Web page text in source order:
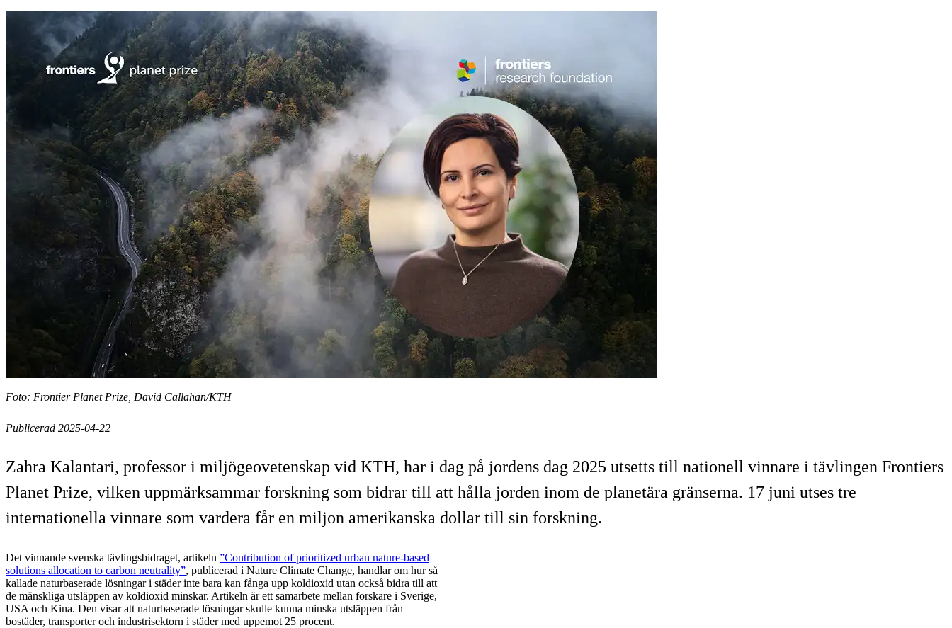
Foto: Frontier Planet Prize, David Callahan/KTH
Publicerad 2025-04-22
Zahra Kalantari, professor i miljögeovetenskap vid KTH, har i dag på jordens dag 2025 utsetts till nationell vinnare i tävlingen Frontiers
Planet Prize, vilken uppmärksammar forskning som bidrar till att hålla jorden inom de planetära gränserna. 17 juni utses tre
internationella vinnare som vardera får en miljon amerikanska dollar till sin forskning.
Det vinnande svenska tävlingsbidraget, artikeln ”Contribution of prioritized urban nature-based
solutions allocation to carbon neutrality”, publicerad i Nature Climate Change, handlar om hur så
kallade naturbaserade lösningar i städer inte bara kan fånga upp koldioxid utan också bidra till att
de mänskliga utsläppen av koldioxid minskar. Artikeln är ett samarbete mellan forskare i Sverige,
USA och Kina. Den visar att naturbaserade lösningar skulle kunna minska utsläppen från
bostäder, transporter och industrisektorn i städer med uppemot 25 procent.